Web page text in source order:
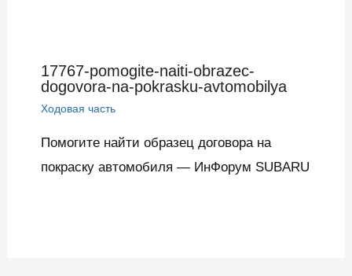
17767-pomogite-naiti-obrazec-
dogovora-na-pokrasku-avtomobilya
Ходовая часть
Помогите найти образец договора на
покраску автомобиля — ИнФорум SUBARU